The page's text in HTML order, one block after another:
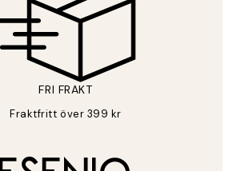
FRI FRAKT
Fraktfritt över 399 kr